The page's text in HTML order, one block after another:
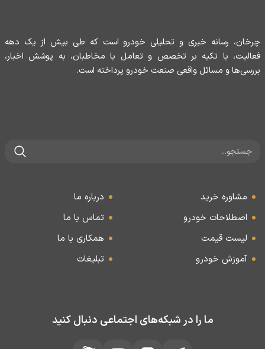
چرخان، رسانه خبری و تحلیلی خودرو است که طی بیش از یک دهه
فعالیت، با تکیه بر تخصص و تعامل با مخاطبان، به پوشش اخبار،
بررسی‌ها و مسائل واقعی صنعت خودرو پرداخته است.
مشاوره خرید
اصطلاحات خودرو
لیست قیمت
آموزش خودرو
درباره ما
تماس با ما
همکاری با ما
تبلیغات
ما را در شبکه‌های اجتماعی دنبال کنید